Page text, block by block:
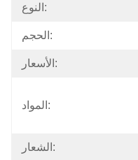
النوع:
الحجم:
الأسعار:
المواد:
الشعار: